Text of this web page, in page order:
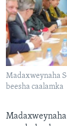
DHEXTAALKA
Madaxweynaha
beesha caalamka